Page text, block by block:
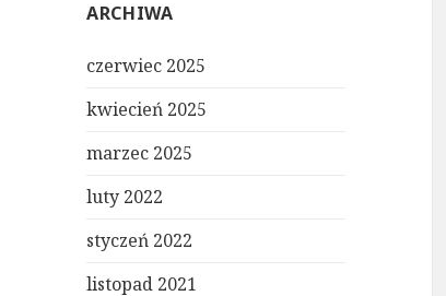
ARCHIWA
czerwiec 2025
kwiecień 2025
marzec 2025
luty 2022
styczeń 2022
listopad 2021